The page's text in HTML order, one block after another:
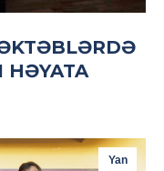
HƏYATA
Yan